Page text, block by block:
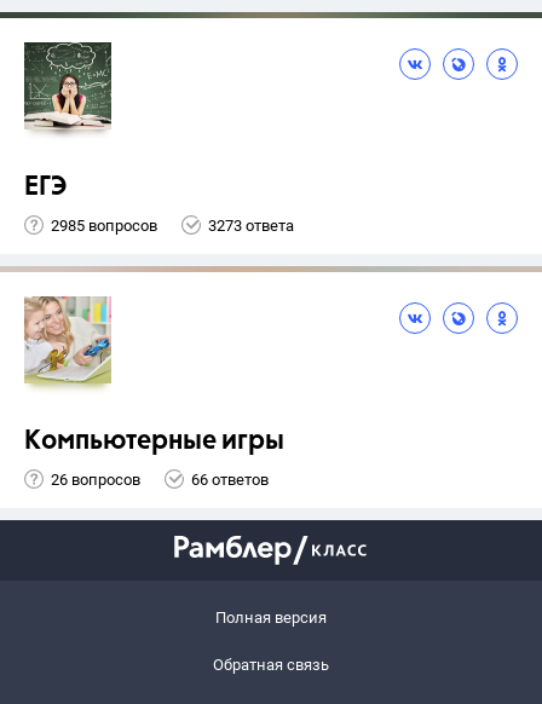
ЕГЭ
2985 вопросов 3273 ответа
Компьютерные игры
26 вопросов 66 ответов
Полная версия
Обратная связь